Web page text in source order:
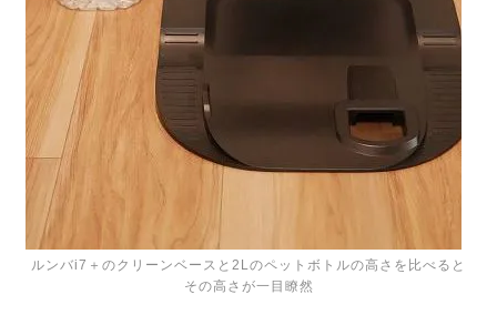
ルンバi7＋のクリーンベースと2Lのペットボトルの高さを比べると
その高さが一目瞭然